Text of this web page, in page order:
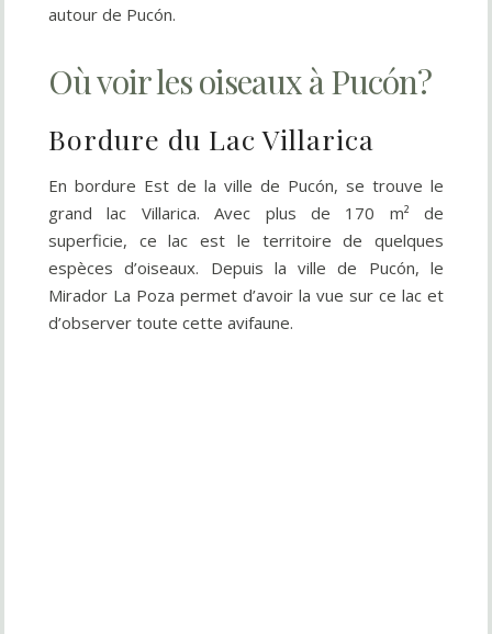
autour de Pucón.
Où voir les oiseaux à Pucón?
Bordure du Lac Villarica
En bordure Est de la ville de Pucón, se trouve le
grand lac Villarica. Avec plus de 170 m² de
superficie, ce lac est le territoire de quelques
espèces d’oiseaux. Depuis la ville de Pucón, le
Mirador La Poza permet d’avoir la vue sur ce lac et
d’observer toute cette avifaune.